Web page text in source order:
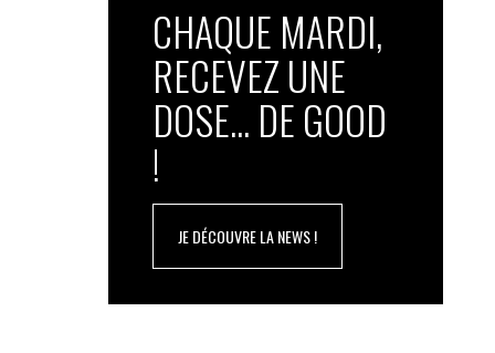
CHAQUE MARDI,
RECEVEZ UNE
DOSE... DE GOOD
!
JE DÉCOUVRE LA NEWS !